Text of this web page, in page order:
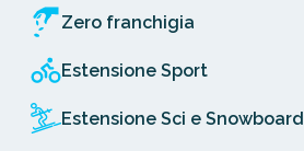
Zero franchigia
Estensione Sport
Estensione Sci e Snowboard